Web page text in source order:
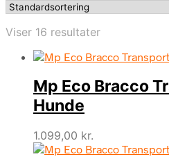
Viser 16 resultater
Mp Eco Bracco
Hunde
1.099,00 kr.